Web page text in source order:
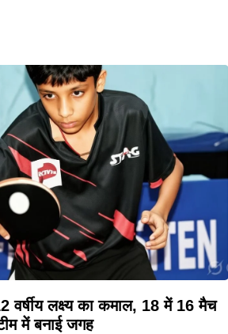
लक्ष्य का कमाल, 18 में 16 मैच
में बनाई जगह